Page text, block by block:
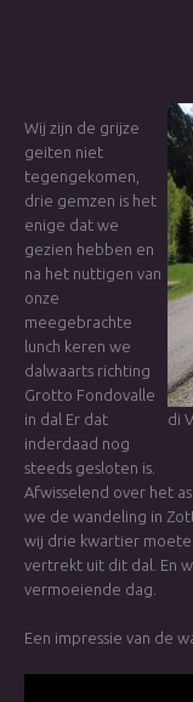
di
Wij zijn de grijze
geiten niet
tegengekomen,
drie gemzen is het
enige dat we
gezien hebben en
na het nuttigen van
onze
meegebrachte
lunch keren we
dalwaarts richting
Grotto Fondovalle
in dal Er dat
inderdaad nog
steeds gesloten is.
Afwisselend over het
we de wandeling in
wij drie kwartier
vertrekt uit dit dal. En
vermoeiende dag.
Een impressie van de